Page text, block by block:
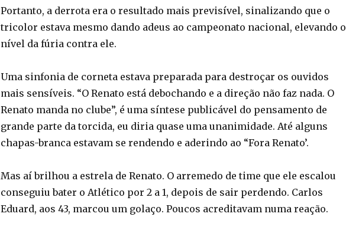
Portanto, a derrota era o resultado mais previsível, sinalizando que o
tricolor estava mesmo dando adeus ao campeonato nacional, elevando o
nível da fúria contra ele.
Uma sinfonia de corneta estava preparada para destroçar os ouvidos
mais sensíveis. “O Renato está debochando e a direção não faz nada. O
Renato manda no clube”, é uma síntese publicável do pensamento de
grande parte da torcida, eu diria quase uma unanimidade. Até alguns
chapas-branca estavam se rendendo e aderindo ao “Fora Renato’.
Mas aí brilhou a estrela de Renato. O arremedo de time que ele escalou
conseguiu bater o Atlético por 2 a 1, depois de sair perdendo. Carlos
Eduard, aos 43, marcou um golaço. Poucos acreditavam numa reação.